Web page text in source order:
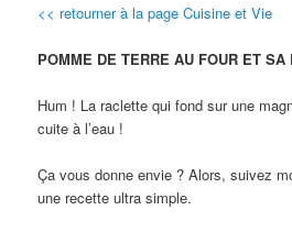
<< retourner à la page Cuisine et Vie
POMME DE TERRE AU FOUR ET SA
Hum ! La raclette qui fond sur une
cuite à l’eau !
Ça vous donne envie ? Alors, suivez
une recette ultra simple.